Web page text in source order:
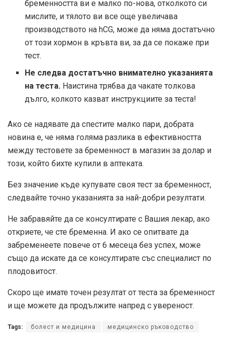
бременността ви е малко по-нова, отколкото си
мислите, и тялото ви все още увеличава
производството на hCG, може да няма достатъчно
от този хормон в кръвта ви, за да се покаже при
тест.
Не следва достатъчно внимателно указанията
на теста. Наистина трябва да чакате толкова
дълго, колкото казват инструкциите за теста!
Ако се надявате да спестите малко пари, добрата
новина е, че няма голяма разлика в ефективността
между тестовете за бременност в магазин за долар и
този, който бихте купили в аптеката.
Без значение къде купувате своя тест за бременност,
следвайте точно указанията за най-добри резултати.
Не забравяйте да се консултирате с Вашия лекар, ако
откриете, че сте бременна. И ако се опитвате да
забременеете повече от 6 месеца без успех, може
също да искате да се консултирате със специалист по
плодовитост.
Скоро ще имате точен резултат от теста за бременност
и ще можете да продължите напред с увереност.
Tags: болест и медицина медицинско ръководство